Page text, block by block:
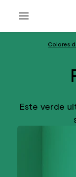
Colores
Este verde